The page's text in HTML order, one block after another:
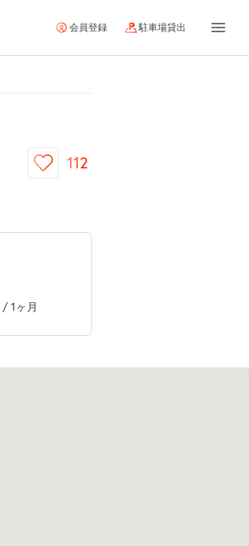
会員登録 駐車場貸出
112
/ 1ヶ月